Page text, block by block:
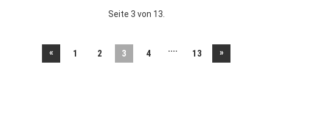
Seite 3 von 13.
« 1 2 3 4 .... 13 »